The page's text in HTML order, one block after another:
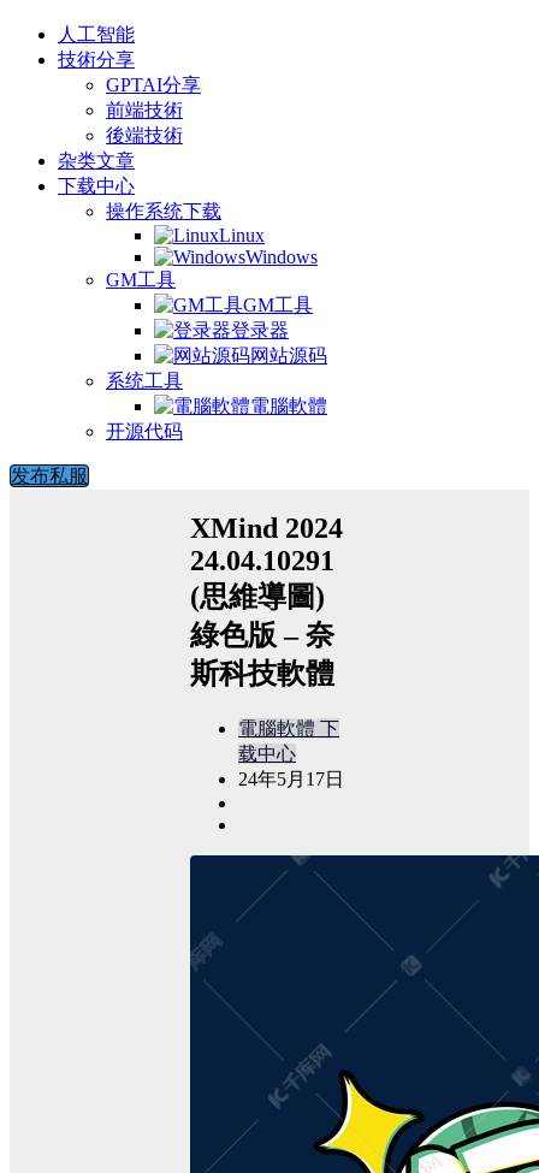
人工智能
技術分享
GPTAI分享
前端技術
後端技術
杂类文章
下载中心
操作系统下载
Linux
Windows
GM工具
GM工具
登录器
网站源码
系统工具
電腦軟體
开源代码
发布私服
XMind 2024
24.04.10291
(思維導圖)
綠色版 – 奈
斯科技軟體
電腦軟體 下
载中心
24年5月17日